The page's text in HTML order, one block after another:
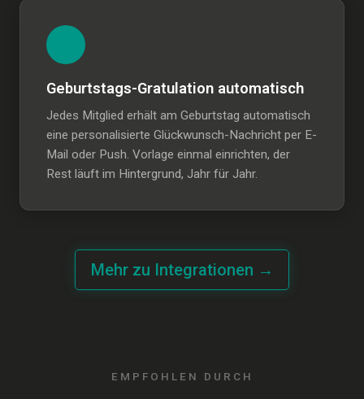
Geburtstags-Gratulation automatisch
Jedes Mitglied erhält am Geburtstag automatisch
eine personalisierte Glückwunsch-Nachricht per E-
Mail oder Push. Vorlage einmal einrichten, der
Rest läuft im Hintergrund, Jahr für Jahr.
Mehr zu Integrationen →
EMPFOHLEN DURCH